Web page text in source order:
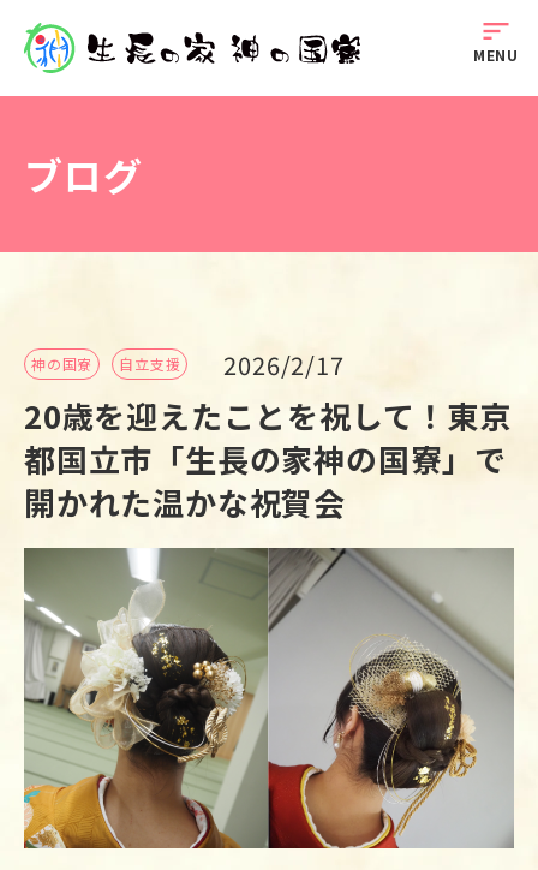
sort
MENU
ブログ
神の国寮 自立支援 2026/2/17
20歳を迎えたことを祝して！東京
都国立市「生長の家神の国寮」で
開かれた温かな祝賀会